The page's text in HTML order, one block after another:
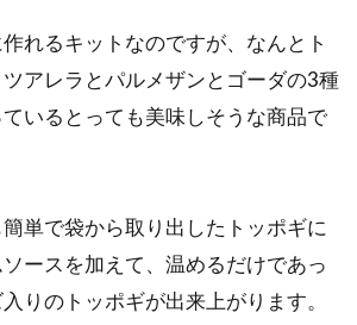
作れるキットなのですが、なんとト
アレラとパルメザンとゴーダの3種
いるとっても美味しそうな商品で
単で袋から取り出したトッポギに
ースを加えて、温めるだけであっ
りのトッポギが出来上がります。